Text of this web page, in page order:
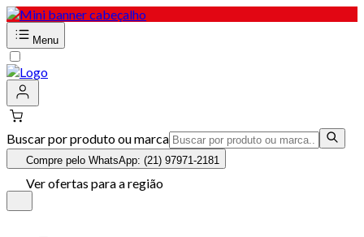
Menu
Buscar por produto ou marca
Compre pelo WhatsApp: (21) 97971-2181
Ver ofertas para a região